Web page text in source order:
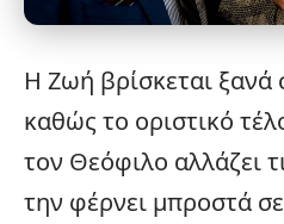
Η Ζωή βρίσκεται ξανά
καθώς το οριστικό
τον Θεόφιλο αλλάζει
την φέρνει μπροστά